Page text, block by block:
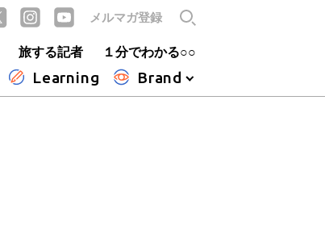
旅する記者 １分でわかる○○
Learning Brand
メルマガ登録